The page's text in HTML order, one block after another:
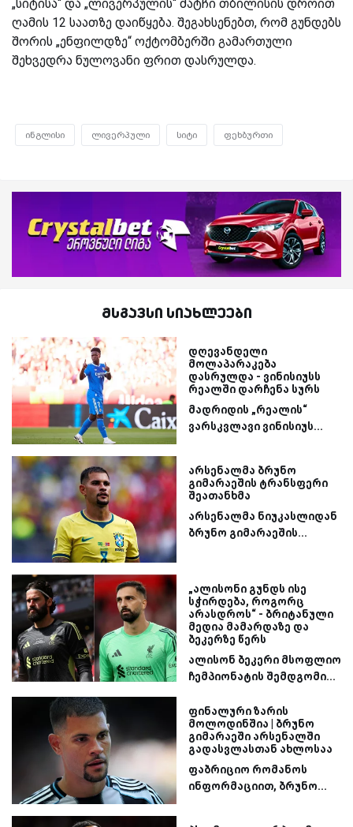
„სიტისა“ და „ლივერპულის“ მატჩი თბილისის დროით
ღამის 12 საათზე დაიწყება. შეგახსენებთ, რომ გუნდებს
შორის „ენფილდზე“ ოქტომბერში გამართული
შეხვედრა ნულოვანი ფრით დასრულდა.
ინგლისი ლივერპული სიტი ფეხბურთი
მსგავსი სიახლეები
დღევანდელი
მოლაპარაკება
დასრულდა - ვინისიუსს
რეალში დარჩენა სურს
მადრიდის „რეალის“
ვარსკვლავი ვინისიუს...
არსენალმა ბრუნო
გიმარაეშის ტრანსფერი
შეათანხმა
არსენალმა ნიუკასლიდან
ბრუნო გიმარაეშის...
„ალისონი გუნდს ისე
სჭირდება, როგორც
არასდროს“ - ბრიტანული
მედია მამარდაზე და
ბეკერზე წერს
ალისონ ბეკერი მსოფლიო
ჩემპიონატის შემდგომი...
ფინალური ზარის
მოლოდინშია | ბრუნო
გიმარაეში არსენალში
გადასვლასთან ახლოსაა
ფაბრიციო რომანოს
ინფორმაციით, ბრუნო...